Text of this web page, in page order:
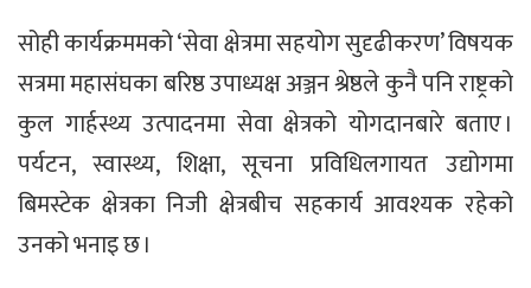
सोही कार्यक्रममको ‘सेवा क्षेत्रमा सहयोग सुदृढीकरण’ विषयक
सत्रमा महासंघका बरिष्ठ उपाध्यक्ष अञ्जन श्रेष्ठले कुनै पनि राष्ट्रको
कुल गार्हस्थ्य उत्पादनमा सेवा क्षेत्रको योगदानबारे बताए ।
पर्यटन, स्वास्थ्य, शिक्षा, सूचना प्रविधिलगायत उद्योगमा
बिमस्टेक क्षेत्रका निजी क्षेत्रबीच सहकार्य आवश्यक रहेको
उनको भनाइ छ ।